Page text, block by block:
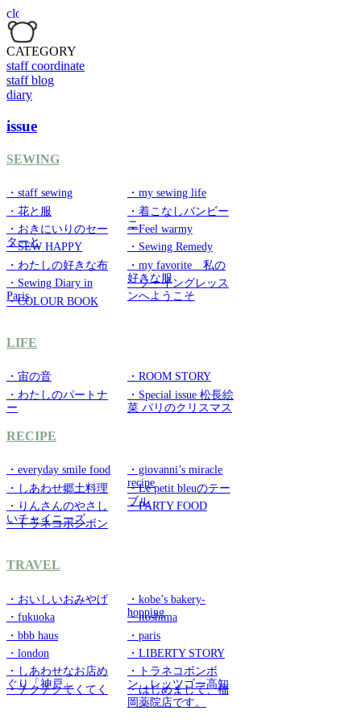
CATEGORY
staff coordinate
staff blog
diary
issue
SEWING
・staff sewing
・my sewing life
・花と服
・着こなしバンビー
ニ
・おきにいりのセー
ターと
・Feel warmy
・SEW HAPPY
・Sewing Remedy
・わたしの好きな布
・my favorite 私の
好きな服
・Sewing Diary in
Paris
・ソーイングレッス
ンへようこそ
・COLOUR BOOK
LIFE
・宙の音
・ROOM STORY
・わたしのパートナ
ー
・Special issue 松長絵
菜 パリのクリスマス
RECIPE
・everyday smile food
・giovanni’s miracle
recipe
・しあわせ郷土料理
・Le petit bleuのテー
ブル
・りんさんのやさし
いチャイニーズ
・PARTY FOOD
・トラネコボンボン
TRAVEL
・おいしいおみやげ
・kobe’s bakery-
hopping
・fukuoka
・itoshima
・bbb haus
・paris
・london
・LIBERTY STORY
・しあわせなお店め
ぐり「神戸」
・トラネコボンボ
ン レッツゴー高知
・チクチクてくてく
・はじめまして、福
岡薬院店です。